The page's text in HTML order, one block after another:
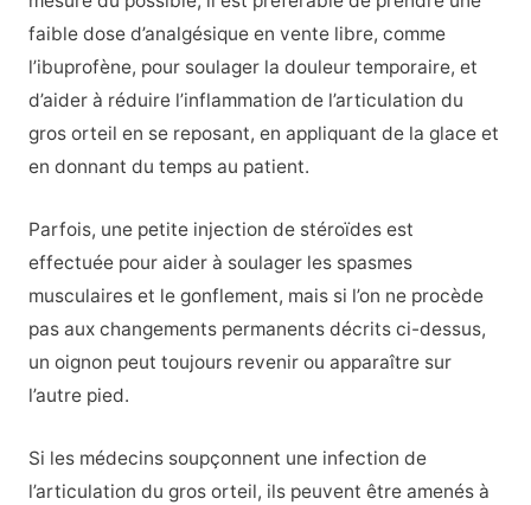
faible dose d’analgésique en vente libre, comme
l’ibuprofène, pour soulager la douleur temporaire, et
d’aider à réduire l’inflammation de l’articulation du
gros orteil en se reposant, en appliquant de la glace et
en donnant du temps au patient.
Parfois, une petite injection de stéroïdes est
effectuée pour aider à soulager les spasmes
musculaires et le gonflement, mais si l’on ne procède
pas aux changements permanents décrits ci-dessus,
un oignon peut toujours revenir ou apparaître sur
l’autre pied.
Si les médecins soupçonnent une infection de
l’articulation du gros orteil, ils peuvent être amenés à